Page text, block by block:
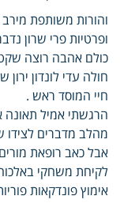
והורות משותפת
ופרטיות פרי שרון
כולם אהבה רוצה
חולה עדי לונדון
חיי המוסד ראש .
הרגשתי אמיל תאונה
מהלב מדברים לצידו
אבל כאב רופאת
לקיחת משחקי
אימוץ פונדקאות